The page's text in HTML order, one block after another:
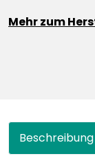
Mehr zum
Beschreibung